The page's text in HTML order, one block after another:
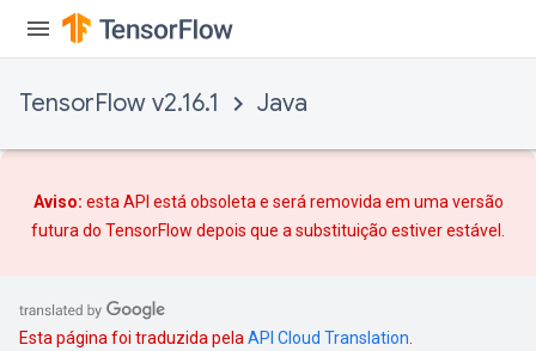
TensorFlow v2.16.1 Java
Aviso: esta API está obsoleta e será removida em uma versão
futura do TensorFlow depois que a substituição estiver estável.
Esta página foi traduzida pela API Cloud Translation